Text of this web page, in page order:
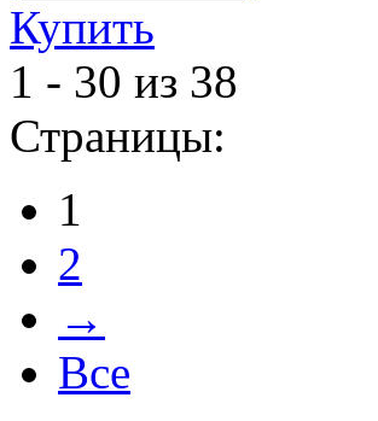
Купить
1 - 30 из 38
Страницы:
1
2
→
Все